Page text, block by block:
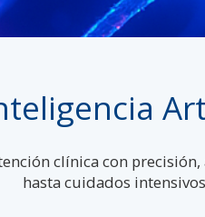
clínica con
hasta cuidados